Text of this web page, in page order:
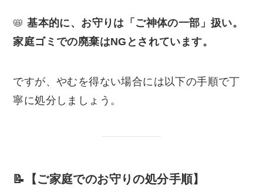
📛基本的に、お守りは「ご神体の一部」扱い。
家庭ゴミでの廃棄はNGとされています。
ですが、やむを得ない場合には以下の手順で丁
寧に処分しましょう。
📝【ご家庭でのお守りの処分手順】